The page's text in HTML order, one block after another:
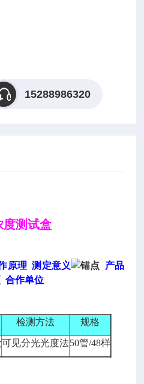
15288986320
度测试盒
原理 测定意义
产品
合作单位
检测方法 规格
可见分光光度法50管/48样